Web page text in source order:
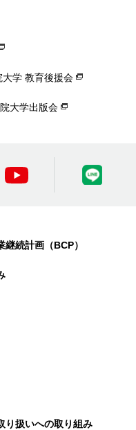
大学 教育後援会
大学出版会
続計画（BCP）
り扱いへの取り組み